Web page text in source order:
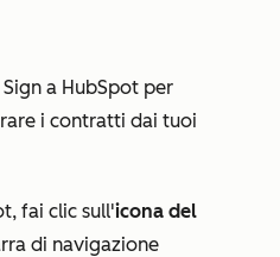
a HubSpot per
i contratti dai tuoi
fai clic sull'icona del
di navigazione